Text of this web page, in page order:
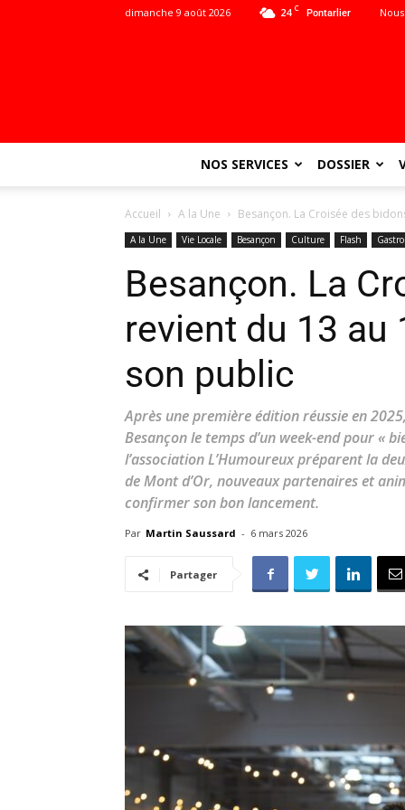
24 C Pontarlier
dimanche 9 août 2026
NOS SERVICES DOSSIER
Accueil A la Une Besançon. La Croisée des
A la Une Vie Locale Besançon Culture Flash
Besançon. La
revient du 13 au
son public
Après une première édition réussie en
Besançon le temps d’un week-end pour «
l’association L’Humoureux préparent la
de Mont d’Or, nouveaux partenaires et
confirmer son bon lancement.
Par Martin Saussard - 6 mars 2026
Partager